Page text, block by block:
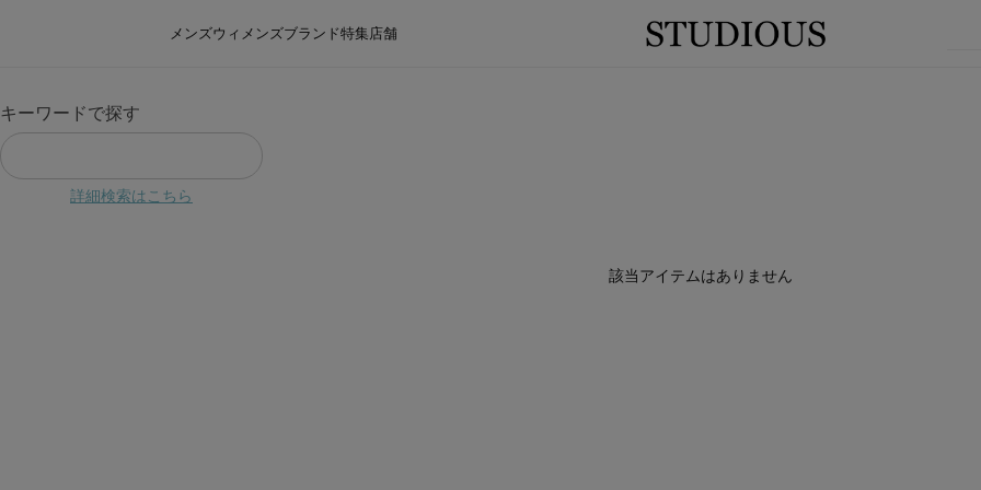
メンズウィメンズブランド特集店舗
キーワードで探す
詳細検索はこちら
該当アイテムはありません